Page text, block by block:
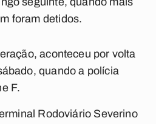
foram detidos.
aconteceu por volta
quando a polícia
F.
Rodoviário Severino